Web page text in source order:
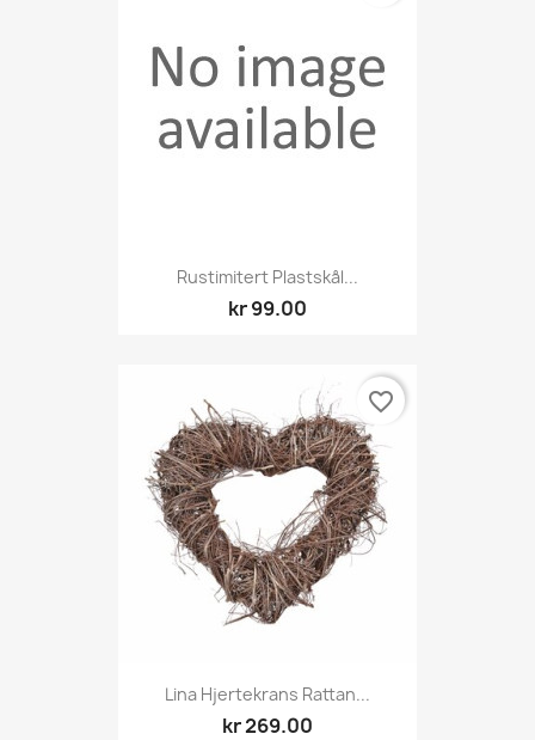
Rustimitert Plastskål...
kr 99.00
Lina Hjertekrans Rattan...
kr 269.00
favorite_border